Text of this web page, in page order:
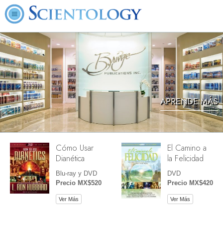
APRENDE MÁS
Cómo Usar
Dianética
Blu-ray y DVD
Precio MX$520
Ver Más
El Camino a
la Felicidad
DVD
Precio MX$420
Ver Más